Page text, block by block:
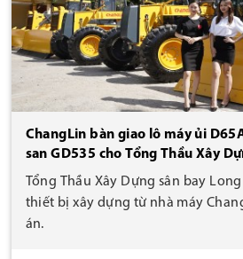
ChangLin bàn giao lô máy ủi
san GD535 cho Tổng Thầu Xây
Thành
Tổng Thầu Xây Dựng sân bay
thiết bị xây dựng từ nhà máy
án.